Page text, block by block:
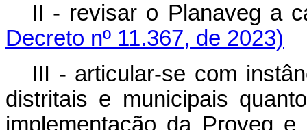
II - revisar o Planaveg
Decreto nº 11.367, de 2023)
III - articular-se com
distritais e municipais
implementação da